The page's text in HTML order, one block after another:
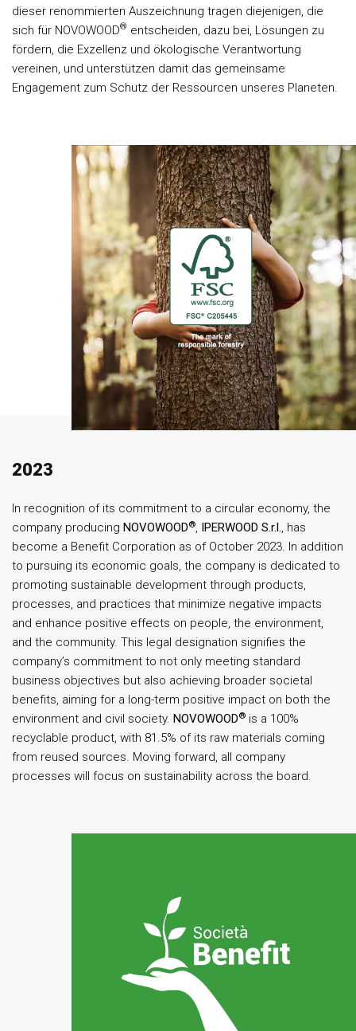
dieser renommierten Auszeichnung tragen diejenigen, die
sich für NOVOWOOD® entscheiden, dazu bei, Lösungen zu
fördern, die Exzellenz und ökologische Verantwortung
vereinen, und unterstützen damit das gemeinsame
Engagement zum Schutz der Ressourcen unseres Planeten.
2023
In recognition of its commitment to a circular economy, the
company producing NOVOWOOD®, IPERWOOD S.r.l., has
become a Benefit Corporation as of October 2023. In addition
to pursuing its economic goals, the company is dedicated to
promoting sustainable development through products,
processes, and practices that minimize negative impacts
and enhance positive effects on people, the environment,
and the community. This legal designation signifies the
company’s commitment to not only meeting standard
business objectives but also achieving broader societal
benefits, aiming for a long-term positive impact on both the
environment and civil society. NOVOWOOD® is a 100%
recyclable product, with 81.5% of its raw materials coming
from reused sources. Moving forward, all company
processes will focus on sustainability across the board.